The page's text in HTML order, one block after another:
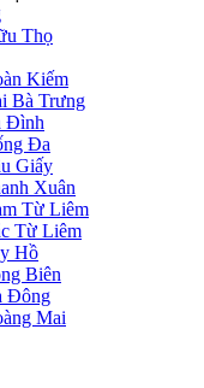
Thọ
Kiếm
Bà Trưng
Đình
Đa
Giấy
Xuân
Từ Liêm
Từ Liêm
Hồ
Biên
Đông
Mai